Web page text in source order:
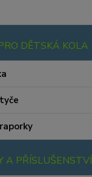
DĚTSKÁ KOLA
A PŘÍSLUŠENSTVÍ